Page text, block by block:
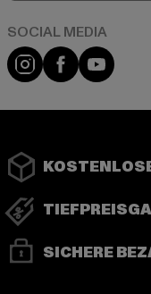
Instagram
Facebook
SICHERE